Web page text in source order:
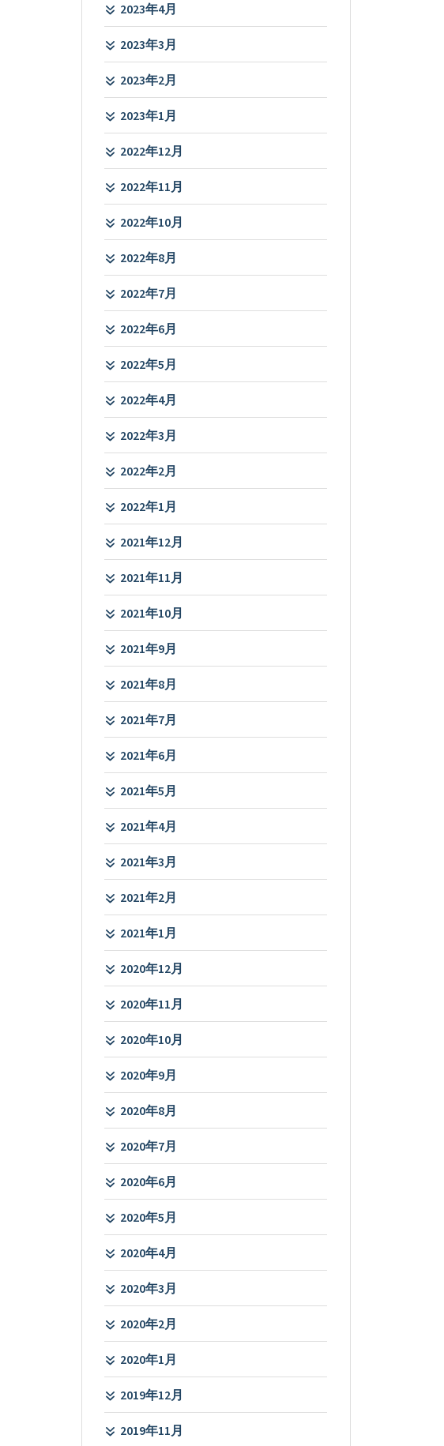
2023年4月
2023年3月
2023年2月
2023年1月
2022年12月
2022年11月
2022年10月
2022年8月
2022年7月
2022年6月
2022年5月
2022年4月
2022年3月
2022年2月
2022年1月
2021年12月
2021年11月
2021年10月
2021年9月
2021年8月
2021年7月
2021年6月
2021年5月
2021年4月
2021年3月
2021年2月
2021年1月
2020年12月
2020年11月
2020年10月
2020年9月
2020年8月
2020年7月
2020年6月
2020年5月
2020年4月
2020年3月
2020年2月
2020年1月
2019年12月
2019年11月